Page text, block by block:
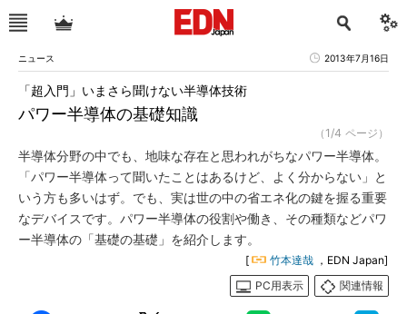
ニュース 2013年7月16日
パワー半導体の基礎知識
「超入門」いまさら聞けない半導体技術
（1/4 ページ）
半導体分野の中でも、地味な存在と思われがちなパワー半導体。
「パワー半導体って聞いたことはあるけど、よく分からない」と
いう方も多いはず。でも、実は世の中の省エネ化の鍵を握る重要
なデバイスです。パワー半導体の役割や働き、その種類などパワ
ー半導体の「基礎の基礎」を紹介します。
[ 竹本達哉 ，EDN Japan]
PC用表示
関連情報